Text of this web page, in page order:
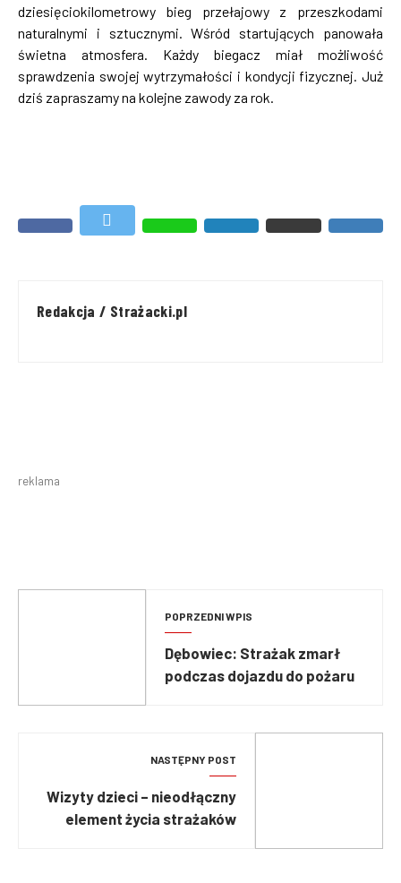
dziesięciokilometrowy bieg przełajowy z przeszkodami
naturalnymi i sztucznymi. Wśród startujących panowała
świetna atmosfera. Każdy biegacz miał możliwość
sprawdzenia swojej wytrzymałości i kondycji fizycznej. Już
dziś zapraszamy na kolejne zawody za rok.
Redakcja / Strażacki.pl
reklama
POPRZEDNI WPIS
Dębowiec: Strażak zmarł
podczas dojazdu do pożaru
NASTĘPNY POST
Wizyty dzieci – nieodłączny
element życia strażaków